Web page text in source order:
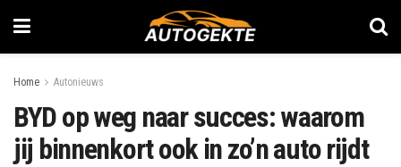
Home Autonieuws
BYD op weg naar succes: waarom
jij binnenkort ook in zo’n auto rijdt